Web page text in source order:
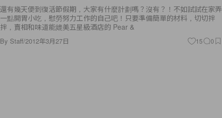
還有幾天便到復活節假期，大家有什麼計劃嗎？沒有？！不如試試在家弄
一點開胃小吃，慰勞努力工作的自己吧！只要準備簡單的材料，切切拌
拌，賣相和味道能媲美五星級酒店的 Pear &
By Staff/2012年3月27日 15 0